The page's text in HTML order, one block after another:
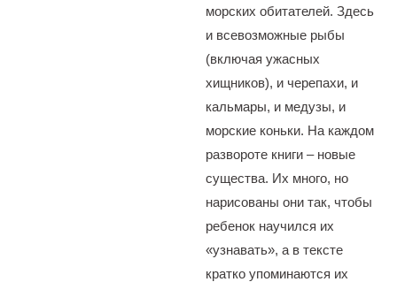
морских обитателей. Здесь
и всевозможные рыбы
(включая ужасных
хищников), и черепахи, и
кальмары, и медузы, и
морские коньки. На каждом
развороте книги – новые
существа. Их много, но
нарисованы они так, чтобы
ребенок научился их
«узнавать», а в тексте
кратко упоминаются их